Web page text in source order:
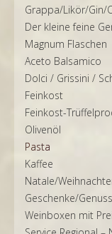
Grappa/Likör/Gin/
Der kleine feine
Magnum Flaschen
Aceto Balsamico
Dolci / Grissini /
Feinkost
Feinkost-
Olivenöl
Pasta
Kaffee
Natale/
Geschenke/
Weinboxen mit